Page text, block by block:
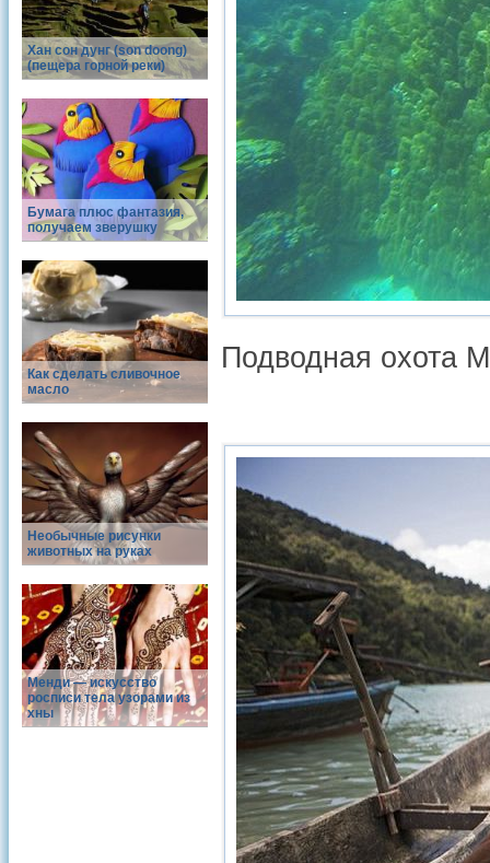
Хан сон дунг (son doong)
(пещера горной реки)
Бумага плюс фантазия,
получаем зверушку
Как сделать сливочное
масло
Необычные рисунки
животных на руках
Менди — искусство
росписи тела узорами из
хны
Подводная охота